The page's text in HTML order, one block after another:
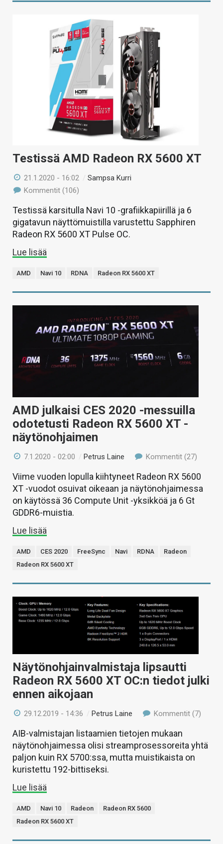
Testissä AMD Radeon RX 5600 XT
21.1.2020 - 16:02 /Sampsa Kurri
Kommentit (106)
Testissä karsitulla Navi 10 -grafiikkapiirillä ja 6
gigatavun näyttömuistilla varustettu Sapphiren
Radeon RX 5600 XT Pulse OC.
Lue lisää
AMD Navi 10 RDNA Radeon RX 5600 XT
AMD julkaisi CES 2020 -messuilla
odotetusti Radeon RX 5600 XT -
näytönohjaimen
7.1.2020 - 02:00 /Petrus Laine Kommentit (27)
Viime vuoden lopulla kiihtyneet Radeon RX 5600
XT -vuodot osuivat oikeaan ja näytönohjaimessa
on käytössä 36 Compute Unit -yksikköä ja 6 Gt
GDDR6-muistia.
Lue lisää
AMD CES 2020 FreeSync Navi RDNA
Radeon
Radeon RX 5600 XT
Näytönohjainvalmistaja lipsautti
Radeon RX 5600 XT OC:n tiedot julki
ennen aikojaan
29.12.2019 - 14:36 /Petrus Laine Kommentit (7)
AIB-valmistajan listaamien tietojen mukaan
näytönohjaimessa olisi streamprosessoreita yhtä
paljon kuin RX 5700:ssa, mutta muistikaista on
kuristettu 192-bittiseksi.
Lue lisää
AMD Navi 10 Radeon
Radeon RX 5600
Radeon RX 5600 XT